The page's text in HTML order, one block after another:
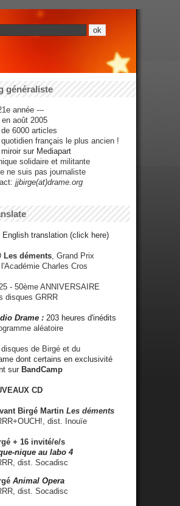
généraliste
année ---
en août 2005
6000 articles
français le plus ancien !
sur Mediapart
solidaire et militante
ne suis pas journaliste
jjbirge(at)drame.org
English translation (click here)
Les déments , Grand Prix
Charles Cros
- 50ème ANNIVERSAIRE
disques GRRR
Drame : 203 heures d'inédits
aléatoire
de Birgé et du
dont certains en exclusivité
sur BandCamp
CD
Birgé Martin Les déments
dist. Inouïe
+ 16 invité/e/s
nique au labo 4
dist. Socadisc
Animal Opera
dist. Socadisc